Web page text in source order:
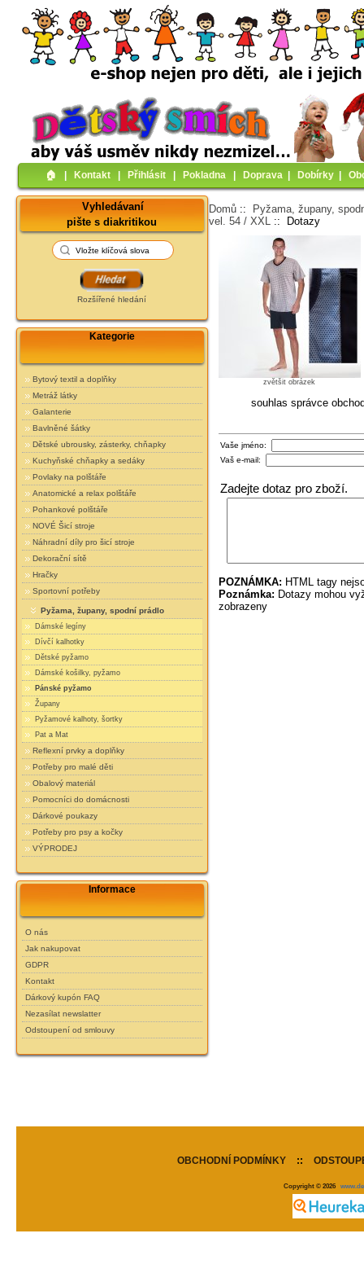
🏠︎ Kontakt Přihlásit Pokladna Doprava Dobírky
Vyhledávaní
pište s diakritikou
Rozšířené hledání
Kategorie
Bytový textil a doplňky
Metráž látky
Galanterie
Bavlněné šátky
Dětské ubrousky, zásterky, chňapky
Kuchyňské chňapky a sedáky
Povlaky na polštáře
Anatomické a relax polštáře
Pohankové polštáře
NOVÉ Šicí stroje
Náhradní díly pro šicí stroje
Dekorační sítě
Hračky
Sportovní potřeby
Pyžama, župany, spodní prádlo
Dámské legíny
Dívčí kalhotky
Dětské pyžamo
Dámské košilky, pyžamo
Pánské pyžamo
Župany
Pyžamové kalhoty, šortky
Pat a Mat
Reflexní prvky a doplňky
Potřeby pro malé děti
Obalový materiál
Pomocníci do domácnosti
Dárkové poukazy
Potřeby pro psy a kočky
VÝPRODEJ
Informace
O nás
Jak nakupovat
GDPR
Kontakt
Dárkový kupón FAQ
Nezasílat newslatter
Odstoupení od smlouvy
Domů ::
Pyžama, župany,
vel. 54 / XXL
:: Dotazy
zvětšit obrázek
souhlas správce
Vaše jméno:
Vaš e-mail:
Zadejte dotaz pro zboží.
POZNÁMKA: HTML tagy
Poznámka: Dotazy mohou
zobrazeny
OBCHODNÍ PODMÍNKY ::
Copyright © 2026